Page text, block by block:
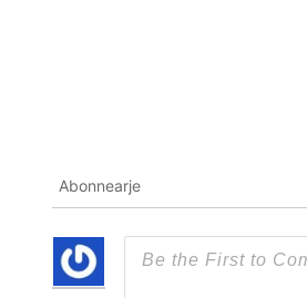
Abonnearje